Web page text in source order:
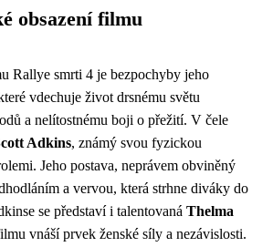
obsazení filmu
Rallye smrti 4 je bezpochyby jeho
vdechuje život drsnému světu
a nelítostnému boji o přežití. V čele
Adkins, známý svou fyzickou
Jeho postava, neprávem obviněný
a vervou, která strhne diváky do
se představí i talentovaná Thelma
vnáší prvek ženské síly a nezávislosti.